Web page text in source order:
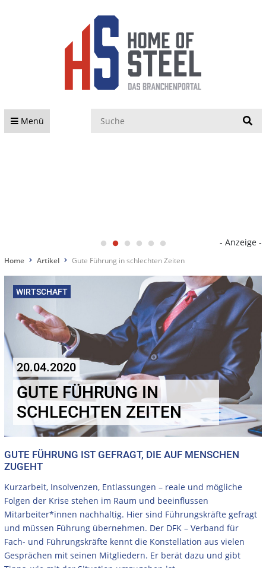
Menü
- Anzeige -
Home Artikel Gute Führung in schlechten Zeiten
WIRTSCHAFT
20.04.2020
GUTE FÜHRUNG IN
SCHLECHTEN ZEITEN
GUTE FÜHRUNG IST GEFRAGT, DIE AUF MENSCHEN
ZUGEHT
Kurzarbeit, Insolvenzen, Entlassungen – reale und mögliche
Folgen der Krise stehen im Raum und beeinflussen
Mitarbeiter*innen nachhaltig. Hier sind Führungskräfte gefragt
und müssen Führung übernehmen. Der DFK – Verband für
Fach- und Führungskräfte kennt die Konstellation aus vielen
Gesprächen mit seinen Mitgliedern. Er berät dazu und gibt